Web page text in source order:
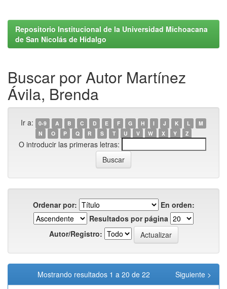
Repositorio Institucional de la Universidad Michoacana
de San Nicolás de Hidalgo
Buscar por Autor Martínez
Ávila, Brenda
Ir a: 0-9 A B C D E F G H I J K L
M
N
O P Q R S T U V W X Y Z
O introducir las primeras letras:
Ordenar por:
En orden:
Resultados por página
Autor/Registro:
Mostrando resultados 1 a 20 de 22
Siguiente >